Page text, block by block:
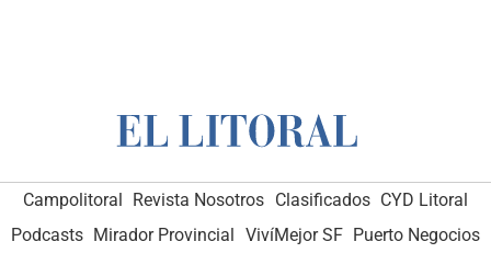
Campolitoral Revista Nosotros Clasificados CYD Litoral
Podcasts Mirador Provincial VivíMejor SF Puerto Negocios